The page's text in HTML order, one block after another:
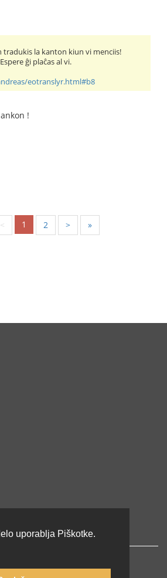
uporablja Piškotke.
tradukis la kanton kiun vi menciis!
ĝi plaĉas al vi.
eotranslyr.html#b8
!
< 1 2 > »